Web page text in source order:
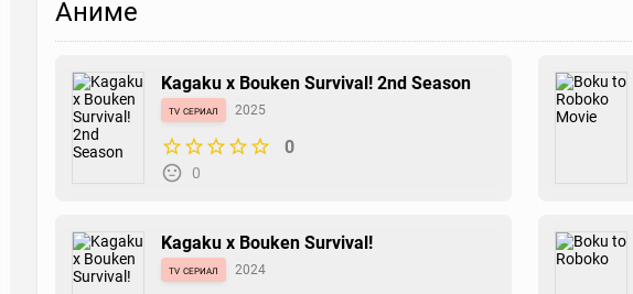
Аниме
Kagaku x Bouken Survival! 2nd Season
tv сериал 2025
0
0
Kagaku x Bouken Survival!
tv сериал 2024